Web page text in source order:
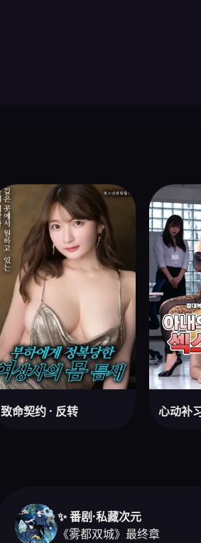
致命契约 · 反转 心动补
✨ 番剧·私藏次元
《雾都双城》最终章